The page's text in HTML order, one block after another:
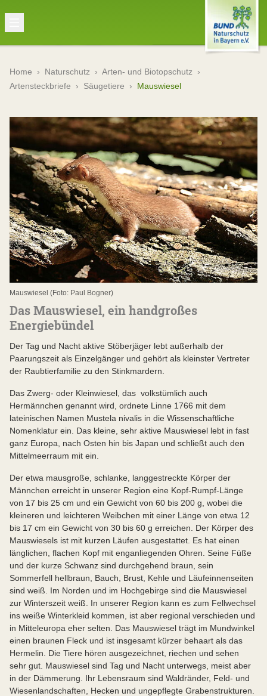
Home › Naturschutz › Arten- und Biotopschutz ›
Artensteckbriefe › Säugetiere › Mauswiesel
Mauswiesel (Foto: Paul Bogner)
Das Mauswiesel, ein handgroßes
Energiebündel
Der Tag und Nacht aktive Stöberjäger lebt außerhalb der
Paarungszeit als Einzelgänger und gehört als kleinster Vertreter
der Raubtierfamilie zu den Stinkmardern.
Das Zwerg- oder Kleinwiesel, das volkstümlich auch
Hermännchen genannt wird, ordnete Linne 1766 mit dem
lateinischen Namen Mustela nivalis in die Wissenschaftliche
Nomenklatur ein. Das kleine, sehr aktive Mauswiesel lebt in fast
ganz Europa, nach Osten hin bis Japan und schließt auch den
Mittelmeerraum mit ein.
Der etwa mausgroße, schlanke, langgestreckte Körper der
Männchen erreicht in unserer Region eine Kopf-Rumpf-Länge
von 17 bis 25 cm und ein Gewicht von 60 bis 200 g, wobei die
kleineren und leichteren Weibchen mit einer Länge von etwa 12
bis 17 cm ein Gewicht von 30 bis 60 g erreichen. Der Körper des
Mauswiesels ist mit kurzen Läufen ausgestattet. Es hat einen
länglichen, flachen Kopf mit enganliegenden Ohren. Seine Füße
und der kurze Schwanz sind durchgehend braun, sein
Sommerfell hellbraun, Bauch, Brust, Kehle und Läufeinnenseiten
sind weiß. Im Norden und im Hochgebirge sind die Mauswiesel
zur Winterszeit weiß. In unserer Region kann es zum Fellwechsel
ins weiße Winterkleid kommen, ist aber regional verschieden und
in Mitteleuropa eher selten. Das Mauswiesel trägt im Mundwinkel
einen braunen Fleck und ist insgesamt kürzer behaart als das
Hermelin. Die Tiere hören ausgezeichnet, riechen und sehen
sehr gut. Mauswiesel sind Tag und Nacht unterwegs, meist aber
in der Dämmerung. Ihr Lebensraum sind Waldränder, Feld- und
Wiesenlandschaften, Hecken und ungepflegte Grabenstrukturen.